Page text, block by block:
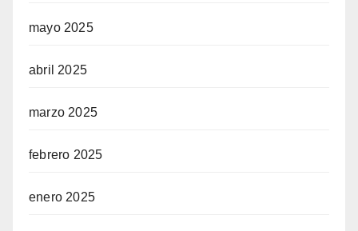
mayo 2025
abril 2025
marzo 2025
febrero 2025
enero 2025